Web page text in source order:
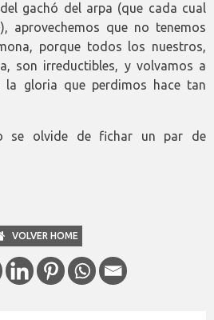
gachó del arpa (que cada cual
aprovechemos que no tenemos
porque todos los nuestros,
son irreductibles, y volvamos a
la gloria que perdimos hace tan
se olvide de fichar un par de
VOLVER HOME